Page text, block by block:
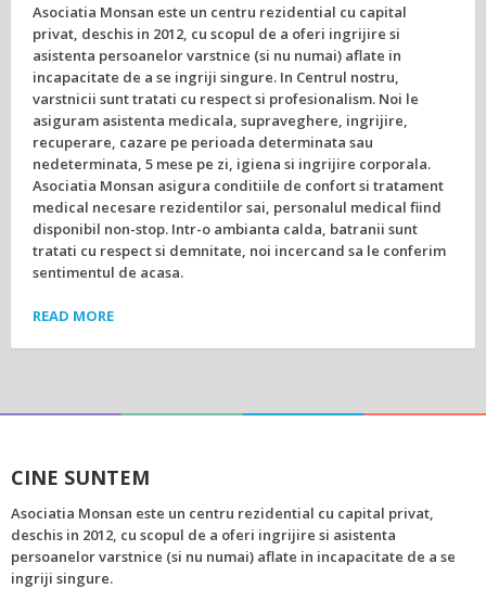
Asociatia Monsan este un centru rezidential cu capital
privat, deschis in 2012, cu scopul de a oferi ingrijire si
asistenta persoanelor varstnice (si nu numai) aflate in
incapacitate de a se ingriji singure. In Centrul nostru,
varstnicii sunt tratati cu respect si profesionalism. Noi le
asiguram asistenta medicala, supraveghere, ingrijire,
recuperare, cazare pe perioada determinata sau
nedeterminata, 5 mese pe zi, igiena si ingrijire corporala.
Asociatia Monsan asigura conditiile de confort si tratament
medical necesare rezidentilor sai, personalul medical fiind
disponibil non-stop. Intr-o ambianta calda, batranii sunt
tratati cu respect si demnitate, noi incercand sa le conferim
sentimentul de acasa.
READ MORE
CINE SUNTEM
Asociatia Monsan este un centru rezidential cu capital privat,
deschis in 2012, cu scopul de a oferi ingrijire si asistenta
persoanelor varstnice (si nu numai) aflate in incapacitate de a se
ingriji singure.